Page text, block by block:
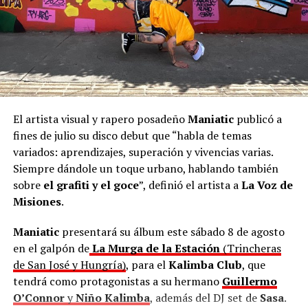
En ese sentido, elSecretario de Estado de Cultura,
Joselo Schuap, adelantó en el mismo comunicado que,
en octubre, la cantante compartirá una gira por el
interior de Misiones con “Cultura en Movimiento”.
valiosa nos acompañe. Una mujer chamamecera de ley;
la más importante que hemos tenido”, apuntóSchuap
El artista visual y rapero posadeñoManiaticpublicó a
fines de julio su disco debut que “habla de temas
variados: aprendizajes, superación y vivencias varias.
Siempre dándole un toque urbano, hablando también
sobre el grafiti y el goce”, definió el artista aLa Voz de
Misiones.
Maniaticpresentará su álbum este sábado 8 de agosto
en el galpón deLa Murga de la Estación(Trincheras
de San José y Hungría), para elKalimba Club, que
tendrá como protagonistas a su hermano Guillermo
O’ConnoryNiño Kalimba, además del DJ set de Sasa.